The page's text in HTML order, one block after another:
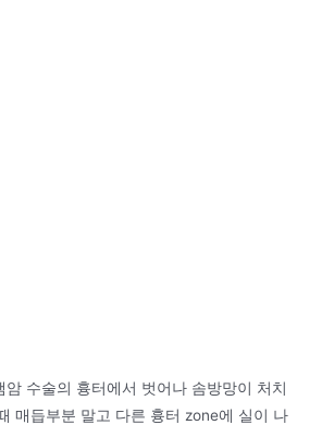
암 수술의 흉터에서 벗어나 솜방망이 처치
매듭부분 말고 다른 흉터 zone에 실이 나